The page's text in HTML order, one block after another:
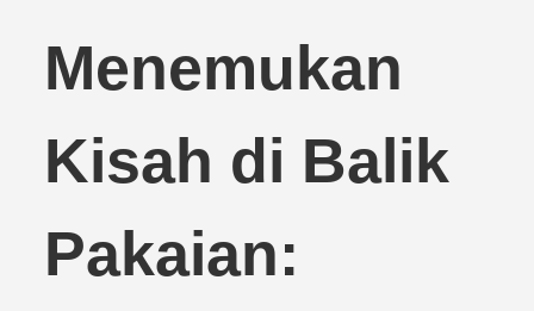
Menemukan
Kisah di Balik
Pakaian: